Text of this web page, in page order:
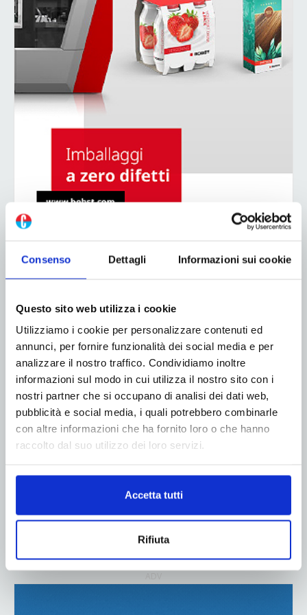
Consenso Dettagli Informazioni sui cookie
Questo sito web utilizza i cookie
Utilizziamo i cookie per personalizzare contenuti ed
annunci, per fornire funzionalità dei social media e per
analizzare il nostro traffico. Condividiamo inoltre
informazioni sul modo in cui utilizza il nostro sito con i
nostri partner che si occupano di analisi dei dati web,
pubblicità e social media, i quali potrebbero combinarle
con altre informazioni che ha fornito loro o che hanno
raccolto dal suo utilizzo dei loro servizi.
Accetta tutti
Rifiuta